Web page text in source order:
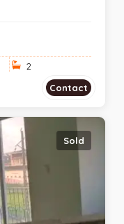
2
Contact
Sold